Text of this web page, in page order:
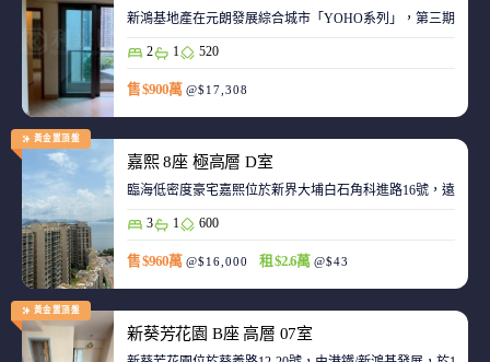
2 1 520
售 $900萬 @$17,308
黃金置頂盤
嘉熙 8座 極高層 D室
臨海低密度豪宅嘉熙位於新界大埔白石角科進路16號，遠離
3 1 600
售 $960萬 @$16,000 租 $2.6萬 @$43
黃金置頂盤
新葵芳花園 B座 高層 07室